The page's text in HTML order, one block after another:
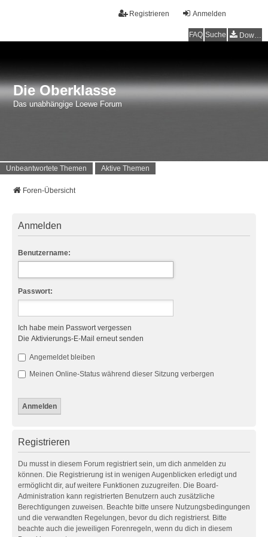
Anmelden
Registrieren
FAQ Suche Downloads
Die Oberklasse
Das unabhängige Loewe Forum
Unbeantwortete Themen Aktive Themen
Foren-Übersicht
Anmelden
Benutzername:
Passwort:
Ich habe mein Passwort vergessen
Die Aktivierungs-E-Mail erneut senden
Angemeldet bleiben
Meinen Online-Status während dieser Sitzung verbergen
Registrieren
Du musst in diesem Forum registriert sein, um dich anmelden zu
können. Die Registrierung ist in wenigen Augenblicken erledigt und
ermöglicht dir, auf weitere Funktionen zuzugreifen. Die Board-
Administration kann registrierten Benutzern auch zusätzliche
Berechtigungen zuweisen. Beachte bitte unsere Nutzungsbedingungen
und die verwandten Regelungen, bevor du dich registrierst. Bitte
beachte auch die jeweiligen Forenregeln, wenn du dich in diesem